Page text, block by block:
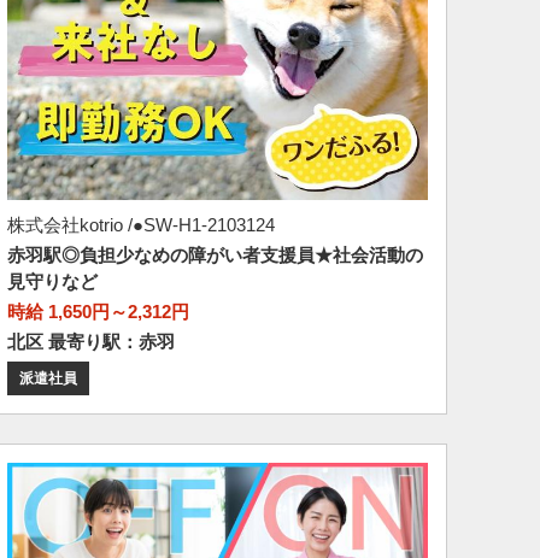
株式会社kotrio /●SW-H1-2103124
赤羽駅◎負担少なめの障がい者支援員★社会活動の
見守りなど
時給 1,650円～2,312円
北区 最寄り駅：赤羽
派遣社員